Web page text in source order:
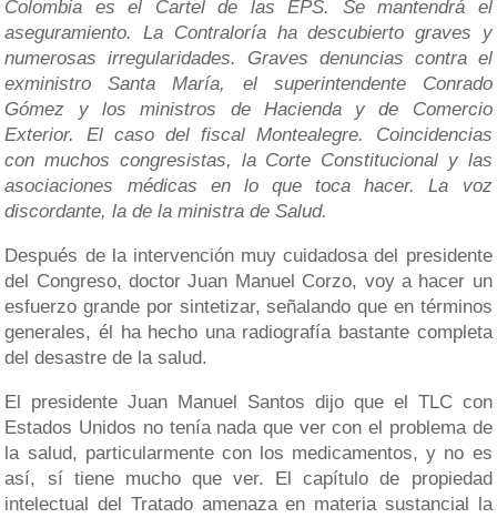
Colombia es el Cartel de las EPS. Se mantendrá el
aseguramiento. La Contraloría ha descubierto graves y
numerosas irregularidades. Graves denuncias contra el
exministro Santa María, el superintendente Conrado
Gómez y los ministros de Hacienda y de Comercio
Exterior. El caso del fiscal Montealegre. Coincidencias
con muchos congresistas, la Corte Constitucional y las
asociaciones médicas en lo que toca hacer. La voz
discordante, la de la ministra de Salud.
Después de la intervención muy cuidadosa del presidente
del Congreso, doctor Juan Manuel Corzo, voy a hacer un
esfuerzo grande por sintetizar, señalando que en términos
generales, él ha hecho una radiografía bastante completa
del desastre de la salud.
El presidente Juan Manuel Santos dijo que el TLC con
Estados Unidos no tenía nada que ver con el problema de
la salud, particularmente con los medicamentos, y no es
así, sí tiene mucho que ver. El capítulo de propiedad
intelectual del Tratado amenaza en materia sustancial la